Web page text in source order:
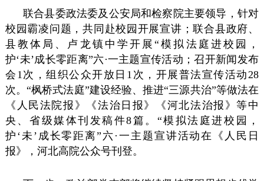
联合县委政法委及公安局和检察院主要领导，针对
校园霸凌问题，共同赴校园开展宣讲；联合县政府、
县教体局、卢龙镇中学开展“模拟法庭进校园，
护‘未’成长零距离”六·一主题宣传活动；召开新闻发布
会1次，组织公众开放日1次，开展普法宣传活动28
次。“枫桥式法庭”建设经验、推进“三源共治”等做法在
《人民法院报》《法治日报》《河北法治报》等中
央、省级媒体刊发稿件8篇。“模拟法庭进校园，
护‘未’成长零距离”六·一主题宣讲活动在《人民日
报》，河北高院公众号刊登。